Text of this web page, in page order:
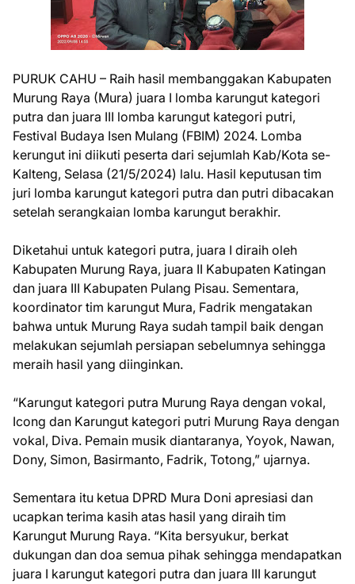
PURUK CAHU – Raih hasil membanggakan Kabupaten
Murung Raya (Mura) juara I lomba karungut kategori
putra dan juara III lomba karungut kategori putri,
Festival Budaya Isen Mulang (FBIM) 2024. Lomba
kerungut ini diikuti peserta dari sejumlah Kab/Kota se-
Kalteng, Selasa (21/5/2024) lalu. Hasil keputusan tim
juri lomba karungut kategori putra dan putri dibacakan
setelah serangkaian lomba karungut berakhir.
Diketahui untuk kategori putra, juara I diraih oleh
Kabupaten Murung Raya, juara II Kabupaten Katingan
dan juara III Kabupaten Pulang Pisau. Sementara,
koordinator tim karungut Mura, Fadrik mengatakan
bahwa untuk Murung Raya sudah tampil baik dengan
melakukan sejumlah persiapan sebelumnya sehingga
meraih hasil yang diinginkan.
“Karungut kategori putra Murung Raya dengan vokal,
Icong dan Karungut kategori putri Murung Raya dengan
vokal, Diva. Pemain musik diantaranya, Yoyok, Nawan,
Dony, Simon, Basirmanto, Fadrik, Totong,” ujarnya.
Sementara itu ketua DPRD Mura Doni apresiasi dan
ucapkan terima kasih atas hasil yang diraih tim
Karungut Murung Raya. “Kita bersyukur, berkat
dukungan dan doa semua pihak sehingga mendapatkan
juara I karungut kategori putra dan juara III karungut